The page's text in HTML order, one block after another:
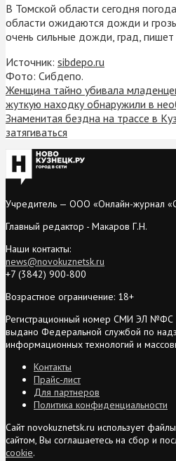
В Томской области сегодня
области ожидаются дожди и
очень сильные дожди, град,
Источник: sibdepo.ru
Фото: Сибдепо.
Женщина тайно убивала
жуткую находку обнаружили в
Знаменитая бездна на трассе в
затягиваться
Учредитель — ООО «Онлайн-журнал
Главный редактор - Макаров Г.Н.
Наши контакты:
news@novokuznetsk.ru
+7 (3842) 900-800
Возрастное ограничение: 18+
Регистрационный номер СМИ ЭЛ №ФС
выдано Федеральной службой по
информационных технологий и
Контакты
Прайс-лист
Для партнеров
Политика конфиденциальности
Сайт novokuznetsk.ru использует
сайтом, Вы соглашаетесь на сбор и
cookie.